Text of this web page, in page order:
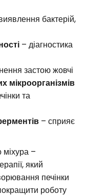
бактерій,
– діагностика
застою жовчі
мікроорганізмів
та
– сприяє
–
який
печінки
роботу